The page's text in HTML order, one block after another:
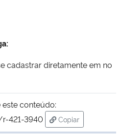
cadastrar diretamente em no
este conteúdo:
421-3940
Copiar
para área de